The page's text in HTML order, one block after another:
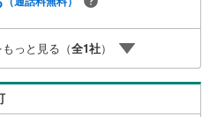
提案！5.定期的にご連絡を繋ぎ、
トいたします弊社は専門家同士が
より多くの知見がございます。お
！
っと見る（全1社）